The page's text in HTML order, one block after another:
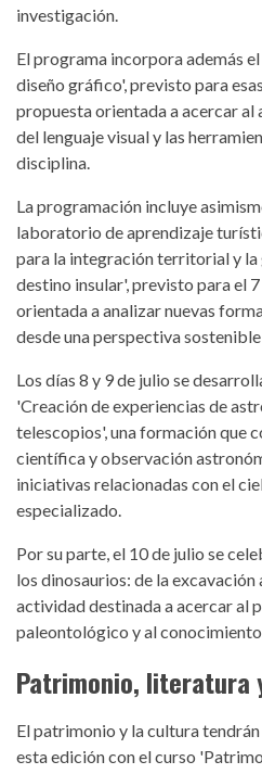
investigación.
El programa incorpora además
diseño gráfico', previsto para
propuesta orientada a acercar al
del lenguaje visual y las
disciplina.
La programación incluye
laboratorio de aprendizaje
para la integración territorial y la
destino insular', previsto para el
orientada a analizar nuevas
desde una perspectiva
Los días 8 y 9 de julio se
'Creación de experiencias de
telescopios', una formación que
científica y observación
iniciativas relacionadas con el
especializado.
Por su parte, el 10 de julio se
los dinosaurios: de la excavación
actividad destinada a acercar al
paleontológico y al
Patrimonio, literatura
El patrimonio y la cultura
esta edición con el curso